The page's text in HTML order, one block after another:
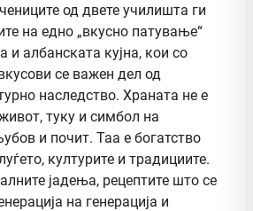
од двете училишта ги
на едно „вкусно патување“
и албанската кујна, кои со
се важен дел од
наследство. Храната не е
туку и симбол на
и почит. Таа е богатство
културите и традициите.
јадења, рецептите што се
на генерација и